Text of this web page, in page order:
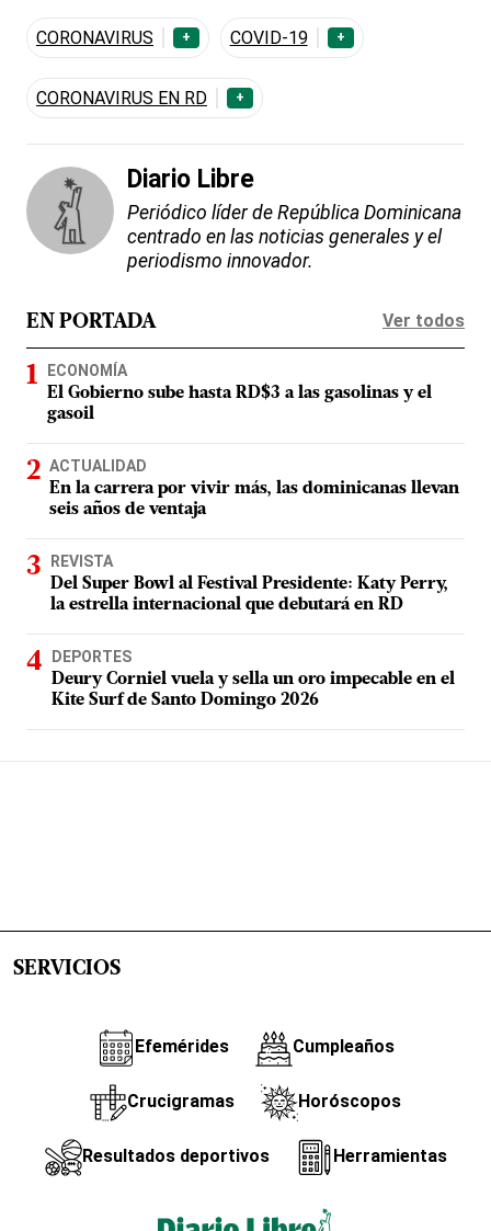
CORONAVIRUS + COVID-19 +
CORONAVIRUS EN RD +
Diario Libre
Periódico líder de República Dominicana
centrado en las noticias generales y el
periodismo innovador.
EN PORTADA Ver todos
ECONOMÍA
El Gobierno sube hasta RD$3 a las gasolinas y el
gasoil
ACTUALIDAD
En la carrera por vivir más, las dominicanas llevan
seis años de ventaja
REVISTA
Del Super Bowl al Festival Presidente: Katy Perry,
la estrella internacional que debutará en RD
DEPORTES
Deury Corniel vuela y sella un oro impecable en el
Kite Surf de Santo Domingo 2026
SERVICIOS
Efemérides Cumpleaños
Crucigramas Horóscopos
Resultados deportivos Herramientas